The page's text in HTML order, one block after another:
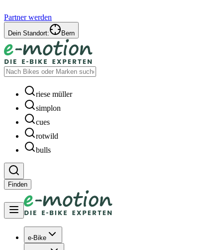
Partner werden
Dein Standort: Bern
riese müller
simplon
cues
rotwild
bulls
Finden
e-Bike